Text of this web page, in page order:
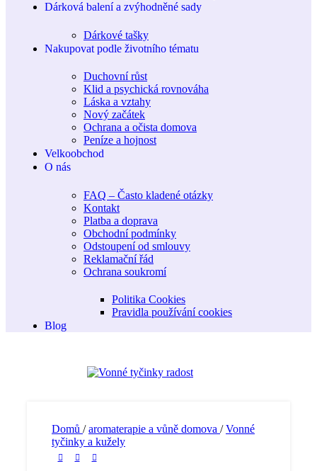
Dárková balení a zvýhodněné sady
Dárkové tašky
Nakupovat podle životního tématu
Duchovní růst
Klid a psychická rovnováha
Láska a vztahy
Nový začátek
Ochrana a očista domova
Peníze a hojnost
Velkoobchod
O nás
FAQ – Často kladené otázky
Kontakt
Platba a doprava
Obchodní podmínky
Odstoupení od smlouvy
Reklamační řád
Ochrana soukromí
Politika Cookies
Pravidla používání cookies
Blog
Domů / aromaterapie a vůně domova / Vonné
tyčinky a kužely